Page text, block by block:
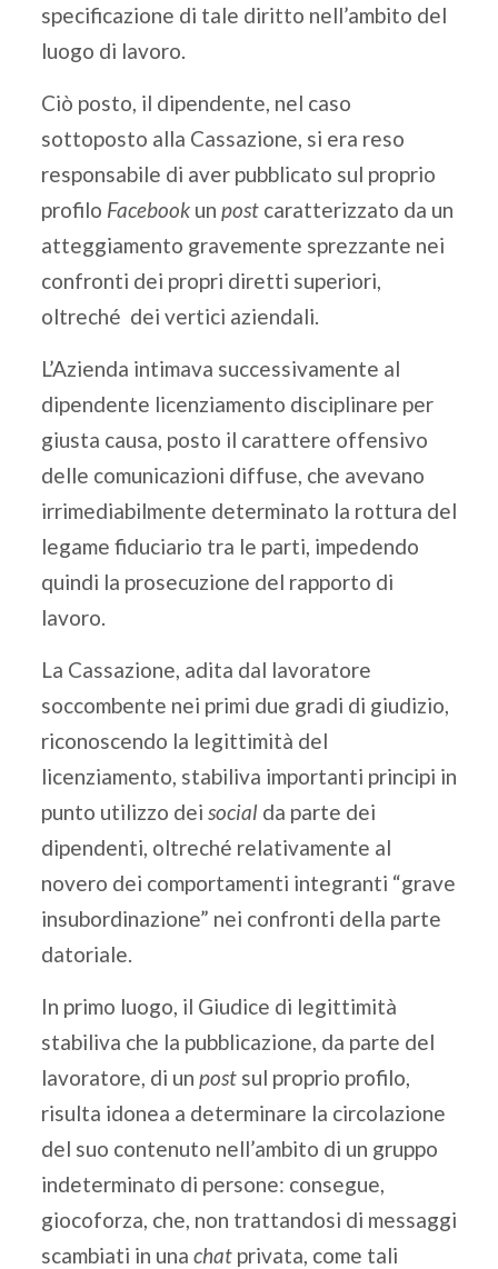
specificazione di tale diritto nell’ambito del
luogo di lavoro.
Ciò posto, il dipendente, nel caso
sottoposto alla Cassazione, si era reso
responsabile di aver pubblicato sul proprio
profilo Facebookun post caratterizzato da un
atteggiamento gravemente sprezzante nei
confronti dei propri diretti superiori,
oltreché dei vertici aziendali.
L’Azienda intimava successivamente al
dipendente licenziamento disciplinare per
giusta causa, posto il carattere offensivo
delle comunicazioni diffuse, che avevano
irrimediabilmente determinato la rottura del
legame fiduciario tra le parti, impedendo
quindi la prosecuzione del rapporto di
lavoro.
La Cassazione, adita dal lavoratore
soccombente nei primi due gradi di giudizio,
riconoscendo la legittimità del
licenziamento, stabiliva importanti principi in
punto utilizzo dei social da parte dei
dipendenti, oltreché relativamente al
novero dei comportamenti integranti “grave
insubordinazione” nei confronti della parte
datoriale.
In primo luogo, il Giudice di legittimità
stabiliva che la pubblicazione, da parte del
lavoratore, di un post sul proprio profilo,
risulta idonea a determinare la circolazione
del suo contenuto nell’ambito di un gruppo
indeterminato di persone: consegue,
giocoforza, che, non trattandosi di messaggi
scambiati in una chat privata, come tali